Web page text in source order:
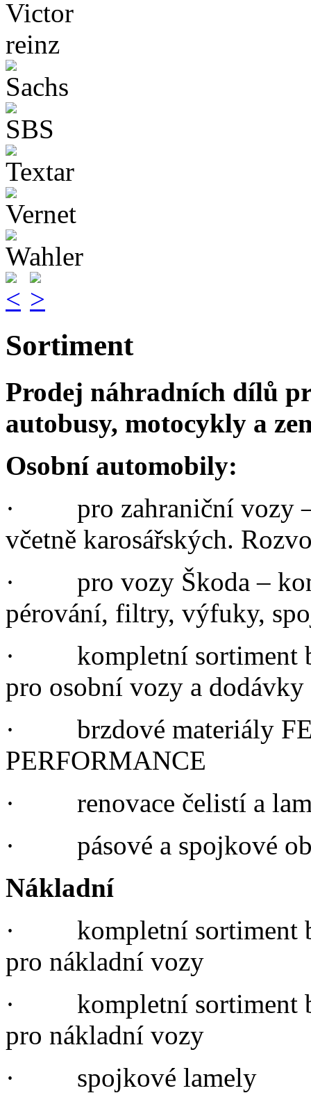
Sortiment
Prodej náhradních dílů
autobusy, motocykly a
Osobní automobily:
·
pro zahraniční vozy
včetně karosářských.
·
pro vozy Škoda –
pérování, filtry, výfuky,
·
kompletní sortiment
pro osobní vozy a dodávky
·
brzdové materiály
PERFORMANCE
·
renovace čelistí a
·
pásové a spojkové
Nákladní
·
kompletní sortiment
pro nákladní vozy
·
kompletní sortiment
pro nákladní vozy
·
spojkové lamely